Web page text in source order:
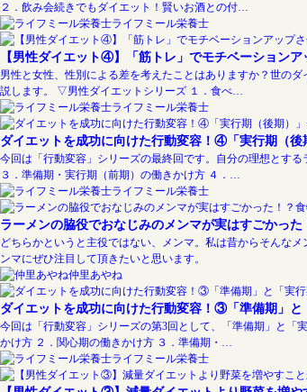
２．飲み会続きでもダイエット！賢いお酒との付…
ライフミール栄養士
【男性ダイエット④】「筋トレ」でモチベーションア
男性と女性、性別による差を考えたことはありますか？世の
説します。 ▽男性ダイエットシリーズ １．食べ…
ライフミール栄養士
ダイエットを成功に向けた行動変容！④「実行期（後
今回は「行動変容」シリーズの最終回です。自分の理想とす
３．準備期・実行期（前期）の働きかけ方 ４．…
ライフミール栄養士
ラーメンの脇役でおなじみのメンマが実はすごかっ
どちらかというと主役ではない、メンマ。私は昔からそんな
ンマにぜひ注目して頂きたいと思います。
仲里あやね
ダイエットを成功に向けた行動変容！③「準備期」と
今回は「行動変容」シリーズの第3回として、「準備期」と
かけ方 ２．関心期の働きかけ方 ３．準備期・…
ライフミール栄養士